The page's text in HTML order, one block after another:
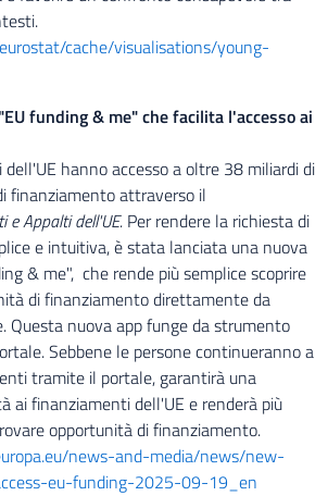
cache/visualisations/young-
funding & me" che facilita l'accesso ai
hanno accesso a oltre 38 miliardi di
finanziamento attraverso il
e Appalti dell'UE. Per rendere la richiesta di
e intuitiva, è stata lanciata una nuova
& me", che rende più semplice scoprire
di finanziamento direttamente da
Questa nuova app funge da strumento
Sebbene le persone continueranno a
tramite il portale, garantirà una
ai finanziamenti dell'UE e renderà più
opportunità di finanziamento.
news-and-media/news/new-
eu-funding-2025-09-19_en